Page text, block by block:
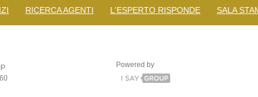
RICERCA AGENTI L'ESPERTO RISPONDE SALA
Powered by